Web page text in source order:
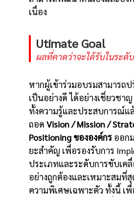
เนื่อง
Utimate Goal
ผลที่คาดว่าจะได้รับในระดั
หากผู้เข้าร่วมอบรมสามารถ
เป็นอย่างดี ได้อย่างเชี่ยวชา
ทั้งความรู้และประสบการณ์แ
ถอด Vision / Mission /
Positioning ขององค์กร ออก
ยะสำคัญ เพื่อรองรับการ
ประเภทและระดับการขับเค
อย่างถูกต้องและเหมาะสมที่
ความพิเศษเฉพาะตัว ทั้งนี้ เ